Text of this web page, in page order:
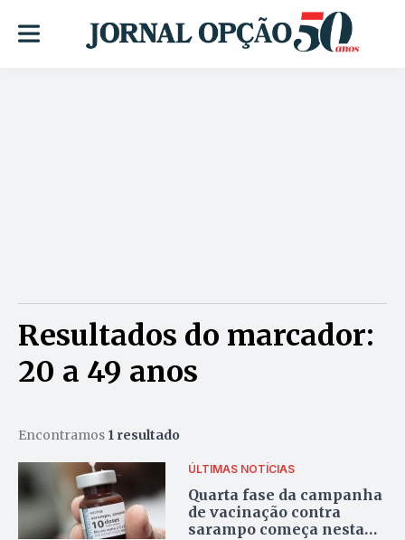
Resultados do marcador:
20 a 49 anos
Encontramos 1 resultado
ÚLTIMAS NOTÍCIAS
Quarta fase da campanha
de vacinação contra
sarampo começa nesta